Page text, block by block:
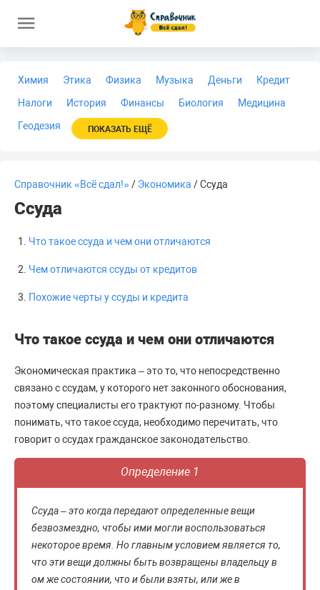
Химия Этика Физика Музыка Деньги
Кредит
Налоги
История Финансы Биология
Медицина
Геодезия
ПОКАЗАТЬ ЕЩЁ
Справочник «Всё сдал!»/ Экономика / Ссуда
Ссуда
Что такое ссуда и чем они отличаются
Чем отличаются ссуды от кредитов
Похожие черты у ссуды и кредита
Что такое ссуда и чем они отличаются
Экономическая практика – это то, что непосредственно
связано с ссудам, у которого нет законного обоснования,
поэтому специалисты его трактуют по-разному. Чтобы
понимать, что такое ссуда, необходимо перечитать, что
говорит о ссудах гражданское законодательство.
Определение 1
Ссуда – это когда передают определенные вещи
безвозмездно, чтобы ими могли воспользоваться
некоторое время. Но главным условием является то,
что эти вещи должны быть возвращены владельцу в
ом же состоянии, что и были взяты, или же в